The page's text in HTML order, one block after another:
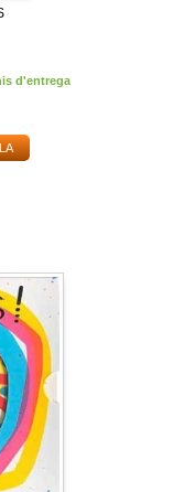
d'entrega